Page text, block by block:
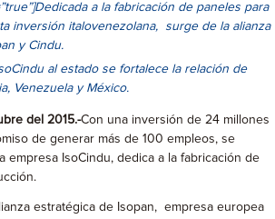
a la fabricación de paneles para
inversión italovenezolana, surge de la alianza
y Cindu.
al estado se fortalece la relación de
Venezuela y México.
del 2015.-Con una inversión de 24 millones
de generar más de 100 empleos, se
empresa IsoCindu, dedica a la fabricación de
estratégica de Isopan, empresa europea